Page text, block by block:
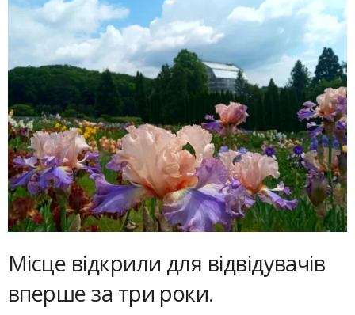
Місце відкрили для відвідувачів
вперше за три роки.